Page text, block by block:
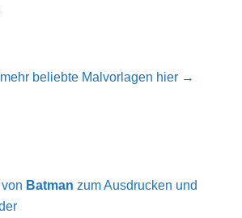
mehr beliebte Malvorlagen hier →
Batman zum Ausdrucken und